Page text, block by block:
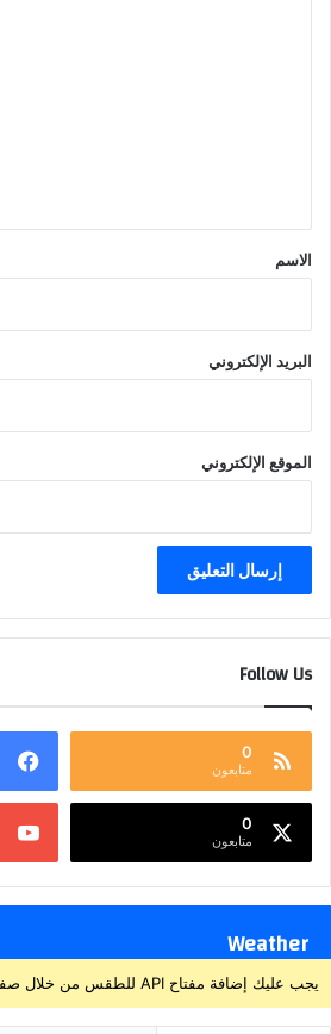
*
الاسم
البريد الإلكتروني
الموقع الإلكتروني
Follow Us
0
متابعون
0
متابعون
Weather
يجب عليك إضافة مفتاح API للطقس من خلال صفحة إعدادات القالب > الدمج.